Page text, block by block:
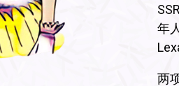
年
两